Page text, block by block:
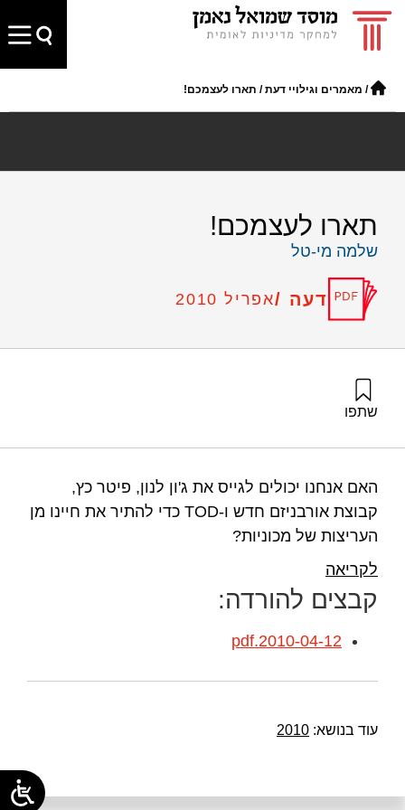
/ מאמרים וגילויי דעת/ תארו לעצמכם!
תארו לעצמכם!
שלמה מי-טל
דעה /אפריל 2010
שתפו
האם אנחנו יכולים לגייס את ג'ון לנון, פיטר כץ,
קבוצת אורבניזם חדש ו-TOD כדי להתיר את חיינו מן
העריצות של מכוניות?
לקריאה
קבצים להורדה:
2010-04-12.pdf
עוד בנושא: 2010